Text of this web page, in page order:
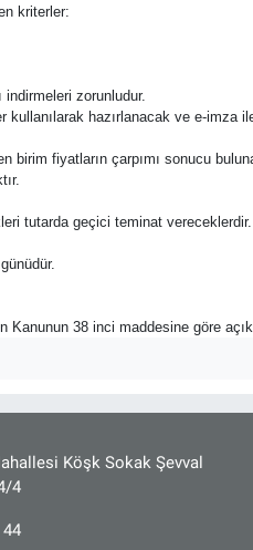
kriterler:
zorunludur.
hazırlanacak ve e-
fiyatların çarpımı sonucu
tutarda geçici teminat vereceklerdir.
Kanunun 38 inci maddesine göre
Köşk Sokak Şevval
4
44